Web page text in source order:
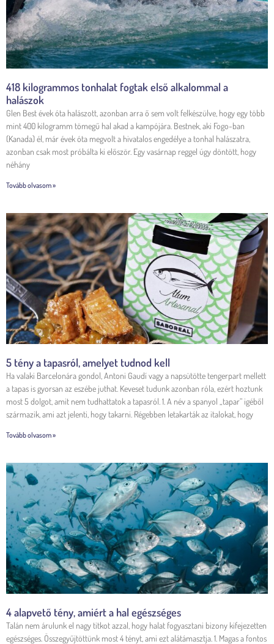
418 kilogrammos tonhalat fogtak első alkalommal a
halászok
Glen Best évek óta halászott, azonban arra ő sem volt felkészülve, hogy egy több
mint 400 kilogramm tömegű hal akad a kampójára. Bestnek, aki Fogo-ban
(Kanada) él, már évek óta megvolt a hivatalos engedélye a tonhal halászatra,
azonban csak most próbálta ki először. Egy vasárnap reggel úgy döntött, hogy
néhány
Tovább olvasom »
5 tény a tapasról, amelyet tudnod kell
Ha valaki Barcelonára gondol, Antoni Gaudí vagy a napsütötte tengerpart mellett
a tapas is gyorsan az eszébe juthat. Keveset tudunk azonban róla, ezért hoztunk
most 5 dolgot, amit nem tudhattatok a tapasról. 1. A név a spanyol „tapar” igéből
származik, ami azt jelenti, hogy takarni. Régebben letakarták az italokat, hogy
Tovább olvasom »
4 alapvető tény, amiért a hal egészséges
Talán nem árulunk el nagy titkot azzal, hogy halat fogyasztani bizony kifejezetten
egészséges. Összegyűjtöttünk most 4 tényt, ami ezt alátámasztja. 1. Magas a fontos